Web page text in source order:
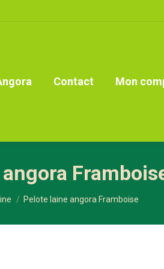
Contact Mon
Pelote laine angora Framboise